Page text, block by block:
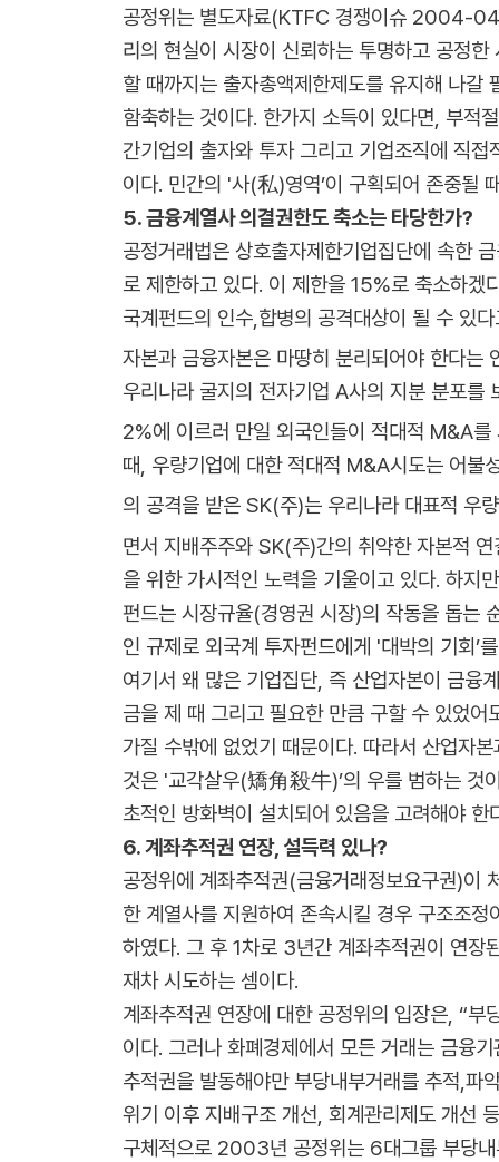
공정위는 별도자료(KTFC 경쟁이슈 2004-
리의 현실이 시장이 신뢰하는 투명하고 공정
할 때까지는 출자총액제한제도를 유지해 나갈
함축하는 것이다. 한가지 소득이 있다면, 부적
간기업의 출자와 투자 그리고 기업조직에 직
이다. 민간의 '사(私)영역’이 구획되어 존중될
5. 금융계열사 의결권한도 축소는 타당한가?
공정거래법은 상호출자제한기업집단에 속한
로 제한하고 있다. 이 제한을 15%로 축소하겠
국계펀드의 인수,합병의 공격대상이 될 수 있
자본과 금융자본은 마땅히 분리되어야 한다는
우리나라 굴지의 전자기업 A사의 지분 분포
2%에 이르러 만일 외국인들이 적대적 M&A
때, 우량기업에 대한 적대적 M&A시도는 어불
의 공격을 받은 SK(주)는 우리나라 대표적 우
면서 지배주주와 SK(주)간의 취약한 자본적
을 위한 가시적인 노력을 기울이고 있다. 하지
펀드는 시장규율(경영권 시장)의 작동을 돕는
인 규제로 외국계 투자펀드에게 '대박의 기회’
여기서 왜 많은 기업집단, 즉 산업자본이 금융
금을 제 때 그리고 필요한 만큼 구할 수 있었
가질 수밖에 없었기 때문이다. 따라서 산업자
것은 '교각살우(矯角殺牛)’의 우를 범하는 것
초적인 방화벽이 설치되어 있음을 고려해야 한
6. 계좌추적권 연장, 설득력 있나?
공정위에 계좌추적권(금융거래정보요구권)이
한 계열사를 지원하여 존속시킬 경우 구조조
하였다. 그 후 1차로 3년간 계좌추적권이 연
재차 시도하는 셈이다.
계좌추적권 연장에 대한 공정위의 입장은, “
이다. 그러나 화폐경제에서 모든 거래는 금융
추적권을 발동해야만 부당내부거래를 추적,파
위기 이후 지배구조 개선, 회계관리제도 개선
구체적으로 2003년 공정위는 6대그룹 부당내